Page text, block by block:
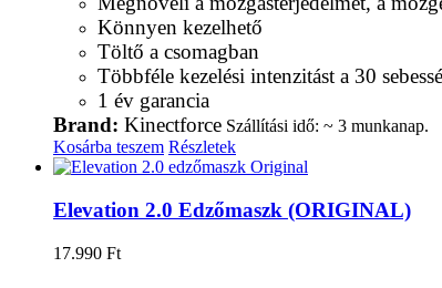
Könnyen kezelhető
Töltő a csomagban
Többféle kezelési intenzitást a 30
1 év garancia
Brand: Kinectforce Szállítási idő: ~ 3 munkanap.
Kosárba teszem Részletek
Elevation 2.0 Edzőmaszk (ORIGINAL)
17.990 Ft